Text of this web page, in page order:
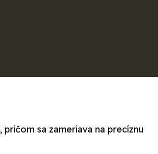
, pričom sa zameriava na precíznu